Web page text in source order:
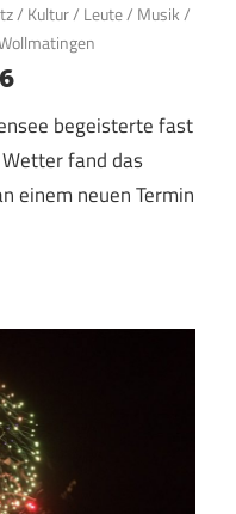
/ Kultur/ Leute/ Musik/
begeisterte fast
fand das
einem neuen Termin